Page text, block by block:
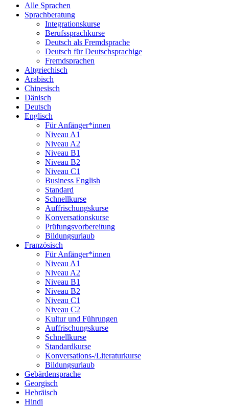
Alle Sprachen
Sprachberatung
Integrationskurse
Berufssprachkurse
Deutsch als Fremdsprache
Deutsch für Deutschsprachige
Fremdsprachen
Altgriechisch
Arabisch
Chinesisch
Dänisch
Deutsch
Englisch
Für Anfänger*innen
Niveau A1
Niveau A2
Niveau B1
Niveau B2
Niveau C1
Business English
Standard
Schnellkurse
Auffrischungskurse
Konversationskurse
Prüfungsvorbereitung
Bildungsurlaub
Französisch
Für Anfänger*innen
Niveau A1
Niveau A2
Niveau B1
Niveau B2
Niveau C1
Niveau C2
Kultur und Führungen
Auffrischungskurse
Schnellkurse
Standardkurse
Konversations-/Literaturkurse
Bildungsurlaub
Gebärdensprache
Georgisch
Hebräisch
Hindi